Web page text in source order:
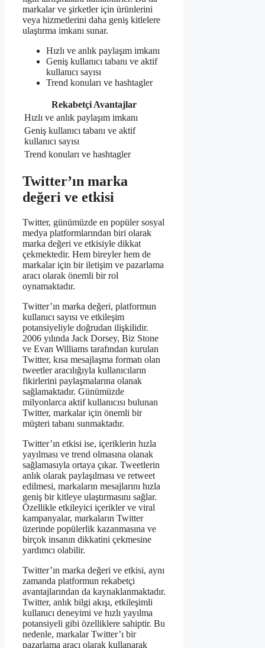
markalar ve şirketler için ürünlerini
veya hizmetlerini daha geniş kitlelere
ulaştırma imkanı sunar.
Hızlı ve anlık paylaşım imkanı
Geniş kullanıcı tabanı ve aktif
kullanıcı sayısı
Trend konuları ve hashtagler
Rekabetçi Avantajlar
Hızlı ve anlık paylaşım imkanı
Geniş kullanıcı tabanı ve aktif
kullanıcı sayısı
Trend konuları ve hashtagler
Twitter’ın marka
değeri ve etkisi
Twitter, günümüzde en popüler sosyal
medya platformlarından biri olarak
marka değeri ve etkisiyle dikkat
çekmektedir. Hem bireyler hem de
markalar için bir iletişim ve pazarlama
aracı olarak önemli bir rol
oynamaktadır.
Twitter’ın marka değeri, platformun
kullanıcı sayısı ve etkileşim
potansiyeliyle doğrudan ilişkilidir.
2006 yılında Jack Dorsey, Biz Stone
ve Evan Williams tarafından kurulan
Twitter, kısa mesajlaşma formatı olan
tweetler aracılığıyla kullanıcıların
fikirlerini paylaşmalarına olanak
sağlamaktadır. Günümüzde
milyonlarca aktif kullanıcısı bulunan
Twitter, markalar için önemli bir
müşteri tabanı sunmaktadır.
Twitter’ın etkisi ise, içeriklerin hızla
yayılması ve trend olmasına olanak
sağlamasıyla ortaya çıkar. Tweetlerin
anlık olarak paylaşılması ve retweet
edilmesi, markaların mesajlarını hızla
geniş bir kitleye ulaştırmasını sağlar.
Özellikle etkileyici içerikler ve viral
kampanyalar, markaların Twitter
üzerinde popülerlik kazanmasına ve
birçok insanın dikkatini çekmesine
yardımcı olabilir.
Twitter’ın marka değeri ve etkisi, aynı
zamanda platformun rekabetçi
avantajlarından da kaynaklanmaktadır.
Twitter, anlık bilgi akışı, etkileşimli
kullanıcı deneyimi ve hızlı yayılma
potansiyeli gibi özelliklere sahiptir. Bu
nedenle, markalar Twitter’ı bir
pazarlama aracı olarak kullanarak